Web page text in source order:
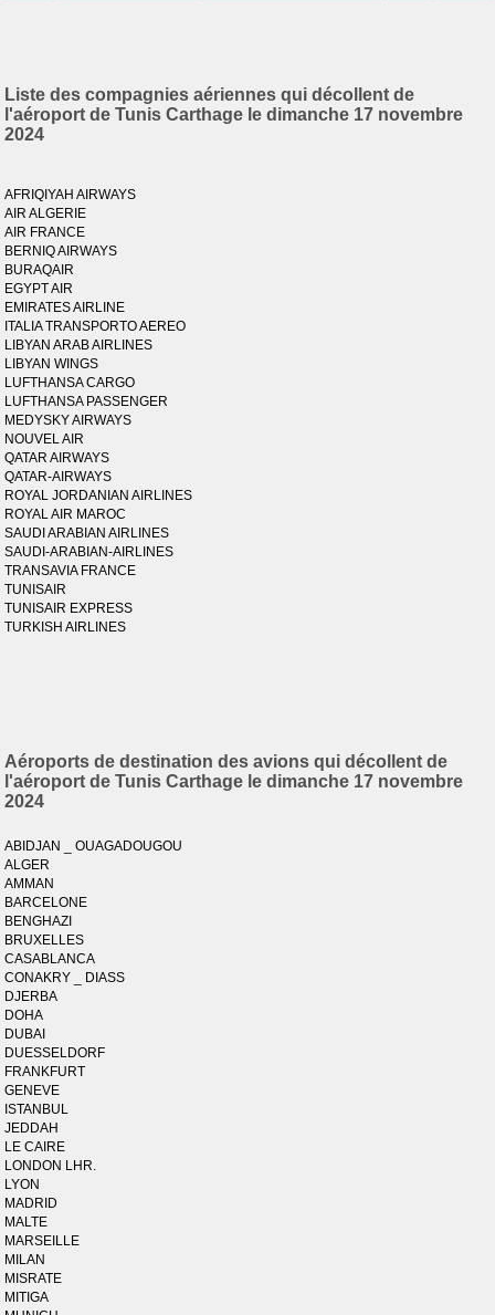
Liste des compagnies aériennes qui décollent de
l'aéroport de Tunis Carthage le dimanche 17 novembre
2024
AFRIQIYAH AIRWAYS
AIR ALGERIE
AIR FRANCE
BERNIQ AIRWAYS
BURAQAIR
EGYPT AIR
EMIRATES AIRLINE
ITALIA TRANSPORTO AEREO
LIBYAN ARAB AIRLINES
LIBYAN WINGS
LUFTHANSA CARGO
LUFTHANSA PASSENGER
MEDYSKY AIRWAYS
NOUVEL AIR
QATAR AIRWAYS
QATAR-AIRWAYS
ROYAL JORDANIAN AIRLINES
ROYAL AIR MAROC
SAUDI ARABIAN AIRLINES
SAUDI-ARABIAN-AIRLINES
TRANSAVIA FRANCE
TUNISAIR
TUNISAIR EXPRESS
TURKISH AIRLINES
Aéroports de destination des avions qui décollent de
l'aéroport de Tunis Carthage le dimanche 17 novembre
2024
ABIDJAN _ OUAGADOUGOU
ALGER
AMMAN
BARCELONE
BENGHAZI
BRUXELLES
CASABLANCA
CONAKRY _ DIASS
DJERBA
DOHA
DUBAI
DUESSELDORF
FRANKFURT
GENEVE
ISTANBUL
JEDDAH
LE CAIRE
LONDON LHR.
LYON
MADRID
MALTE
MARSEILLE
MILAN
MISRATE
MITIGA